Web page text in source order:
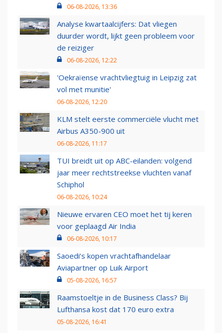
06-08-2026, 13:36
Analyse kwartaalcijfers: Dat vliegen
duurder wordt, lijkt geen probleem voor
de reiziger
06-08-2026, 12:22
'Oekraïense vrachtvliegtuig in Leipzig zat
vol met munitie'
06-08-2026, 12:20
KLM stelt eerste commerciële vlucht met
Airbus A350-900 uit
06-08-2026, 11:17
TUI breidt uit op ABC-eilanden: volgend
jaar meer rechtstreekse vluchten vanaf
Schiphol
06-08-2026, 10:24
Nieuwe ervaren CEO moet het tij keren
voor geplaagd Air India
06-08-2026, 10:17
Saoedi’s kopen vrachtafhandelaar
Aviapartner op Luik Airport
05-08-2026, 16:57
Raamstoeltje in de Business Class? Bij
Lufthansa kost dat 170 euro extra
05-08-2026, 16:41